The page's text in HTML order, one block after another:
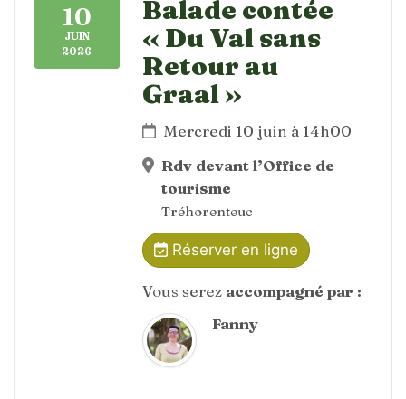
10
JUIN
2026
Balade contée
« Du Val sans
Retour au
Graal »
Mercredi 10 juin à 14h00
Rdv devant l’Office de
tourisme
Tréhorenteuc
Réserver en ligne
Vous serez accompagné par :
Fanny